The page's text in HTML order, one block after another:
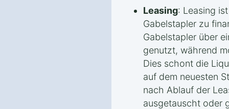
Leasing: Leasing
Gabelstapler zu
Gabelstapler über
genutzt, während
Dies schont die
auf dem neuesten
nach Ablauf der
ausgetauscht oder